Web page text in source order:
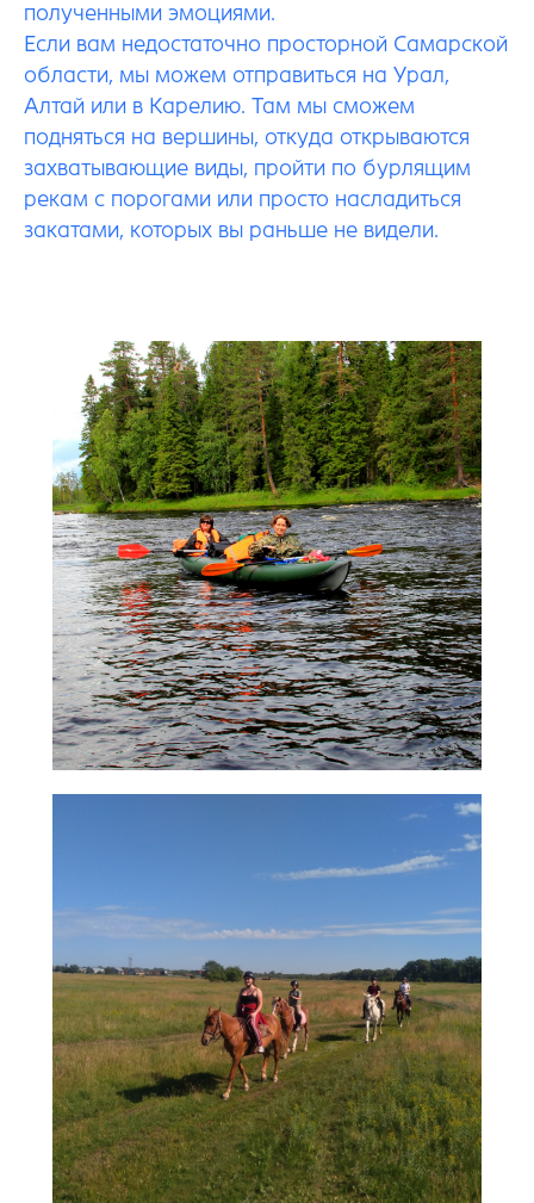
полученными эмоциями.
Если вам недостаточно просторной Самарской
области, мы можем отправиться на Урал,
Алтай или в Карелию. Там мы сможем
подняться на вершины, откуда открываются
захватывающие виды, пройти по бурлящим
рекам с порогами или просто насладиться
закатами, которых вы раньше не видели.